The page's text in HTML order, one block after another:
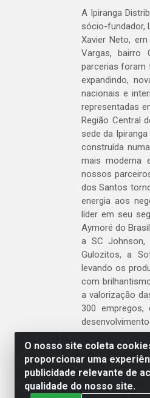
O nosso site coleta
proporcionar uma
publicidade relevante de
qualidade do nosso site.
A Ipiranga
sócio-fundador,
Xavier Neto,
Vargas, bairro
parcerias foram
expandindo,
nacionais e
representadas
Região Central
sede da
construída
mais moderna
nossos
dos Santos
energia aos
líder em seu
Aymoré do
a SC
Gulozitos, a
levando os
com
a valorização
300
atua.
Venha fazer
Clique aqui